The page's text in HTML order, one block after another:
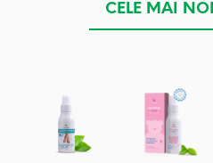
CELE MAI